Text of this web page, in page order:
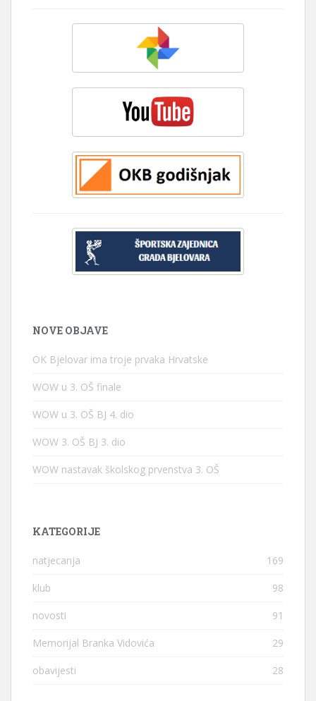
NOVE OBJAVE
OK Bjelovar ima troje prvaka Hrvatske
WOW u 3. OŠ finale
WOW u 3. OŠ BJ 4. dio
WOW 3. OŠ BJ 3. dio
WOW nastavak školskog prvenstva 3. OŠ
KATEGORIJE
natjecanja 169
klub 98
novosti 91
Memorijal Branka Vidovića 29
obavijesti 28